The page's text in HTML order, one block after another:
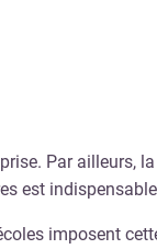
Par ailleurs,
est
imposent